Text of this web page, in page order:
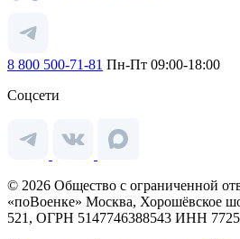
8 800 500-71-81 Пн-Пт 09:00-18:00
Соцсети
© 2026 Общество с ограниченной
«поВоенке» Москва, Хорошёвское
521, ОГРН 5147746388543 ИНН